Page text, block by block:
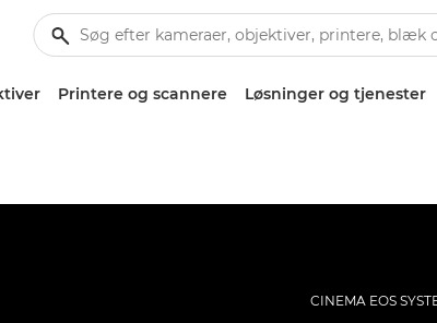
Printere og scannere Løsninger og tjenester
CINEMA EOS